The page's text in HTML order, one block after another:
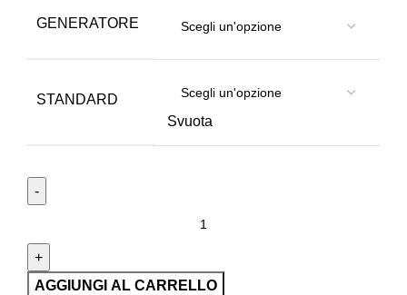
GENERATORE
STANDARD
Svuota
AGGIUNGI AL CARRELLO